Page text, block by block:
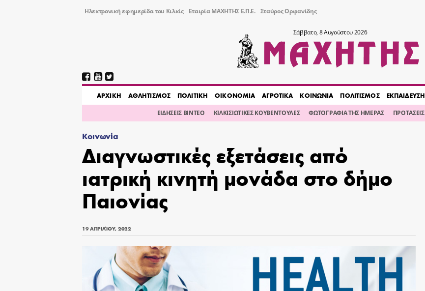
Ηλεκτρονική εφημερίδα του Κιλκίς Εταιρία ΜΑΧΗΤΗΣ Ε.Π.Ε. Σταύρος Ορφανίδης
Σάββατο, 8 Αυγούστου 2026
AΡΧΙΚΗ ΑΘΛΗΤΙΣΜΟΣ ΠΟΛΙΤΙΚΗ ΟΙΚΟΝΟΜΙΑ ΑΓΡΟΤΙΚΑ ΚΟΙΝΩΝΙΑ ΠΟΛΙΤΙΣΜΟΣ ΕΚΠΑΙΔΕΥΣΗ
ΕΙΔΗΣΕΙΣ ΒΙΝΤΕΟ ΚΙΛΚΙΣΙΩΤΙΚΕΣ ΚΟΥΒΕΝΤΟΥΛΕΣ ΦΩΤΟΓΡΑΦΙΑ ΤΗΣ ΗΜΕΡΑΣ ΠΡΟΤΑΣΕΙΣ
Κοινωνία
Διαγνωστικές εξετάσεις από
ιατρική κινητή μονάδα στο δήμο
Παιονίας
19 ΑΠΡΙΛΊΟΥ, 2022